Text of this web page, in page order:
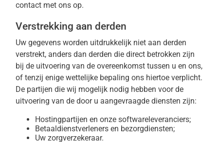
contact met ons op.
Verstrekking aan derden
Uw gegevens worden uitdrukkelijk niet aan derden
verstrekt, anders dan derden die direct betrokken zijn
bij de uitvoering van de overeenkomst tussen u en ons,
of tenzij enige wettelijke bepaling ons hiertoe verplicht.
De partijen die wij mogelijk nodig hebben voor de
uitvoering van de door u aangevraagde diensten zijn:
Hostingpartijen en onze softwareleveranciers;
Betaaldienstverleners en bezorgdiensten;
Uw zorgverzekeraar.